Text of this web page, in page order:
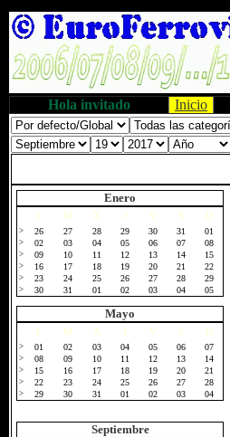
Hola invitado Inicio
Enero
M X J V S D
> 26 27 28 29 30 31 01
> 02 03 04 05 06 07 08
> 09 10 11 12 13 14 15
> 16 17 18 19 20 21 22
> 23 24 25 26 27 28 29
> 30 31 01 02 03 04 05
Mayo
M X J V S D
> 01 02 03 04 05 06 07
> 08 09 10 11 12 13 14
> 15 16 17 18 19 20 21
> 22 23 24 25 26 27 28
> 29 30 31 01 02 03 04
Septiembre